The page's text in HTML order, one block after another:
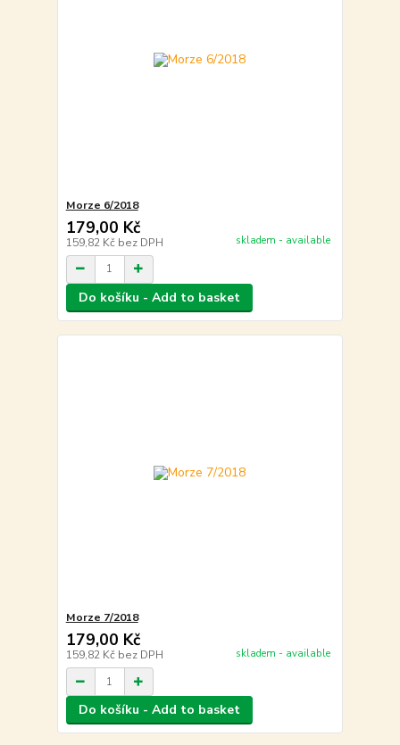
Morze 6/2018
179,00 Kč
159,82 Kč bez DPH skladem - available
Do košíku - Add to basket
Morze 7/2018
179,00 Kč
159,82 Kč bez DPH skladem - available
Do košíku - Add to basket